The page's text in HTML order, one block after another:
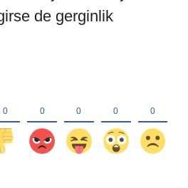
de gerginlik